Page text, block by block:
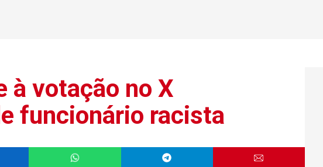
à votação no X
funcionário racista